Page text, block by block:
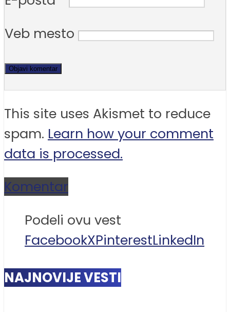
Veb mesto
This site uses Akismet to reduce
spam. Learn how your comment
data is processed.
Komentar
Podeli ovu vest
FacebookXPinterestLinkedIn
NAJNOVIJE VESTI